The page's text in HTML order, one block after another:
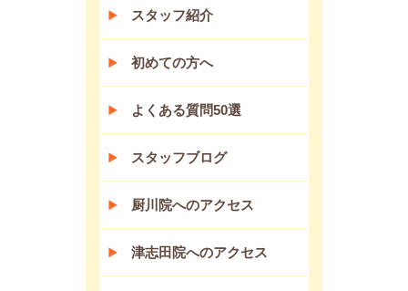
スタッフ紹介
初めての方へ
よくある質問50選
スタッフブログ
厨川院へのアクセス
津志田院へのアクセス